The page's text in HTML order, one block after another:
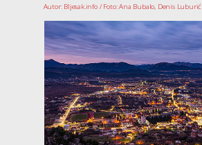
Autor: Bljesak.info / Foto: Ana Bubalo, Denis Luburić